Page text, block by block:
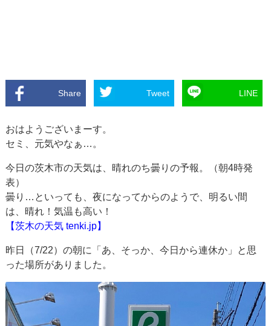
Share Tweet LINE
おはようございまーす。
セミ、元気やなぁ…。
今日の茨木市の天気は、晴れのち曇りの予報。（朝4時発
表）
曇り…といっても、夜になってからのようで、明るい間
は、晴れ！気温も高い！
【茨木の天気 tenki.jp】
昨日（7/22）の朝に「あ、そっか、今日から連休か」と思
った場所がありました。